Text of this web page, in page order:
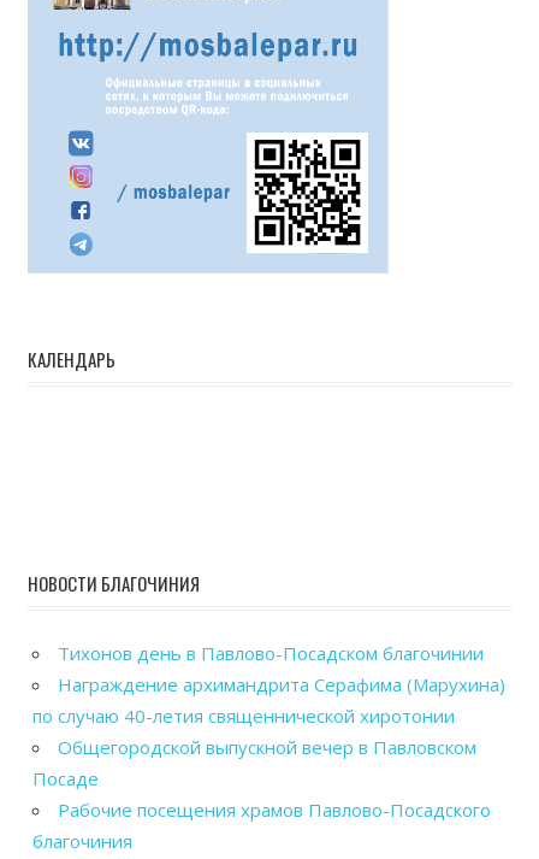
КАЛЕНДАРЬ
НОВОСТИ БЛАГОЧИНИЯ
Тихонов день в Павлово-Посадском благочинии
Награждение архимандрита Серафима (Марухина)
по случаю 40-летия священнической хиротонии
Общегородской выпускной вечер в Павловском
Посаде
Рабочие посещения храмов Павлово-Посадского
благочиния